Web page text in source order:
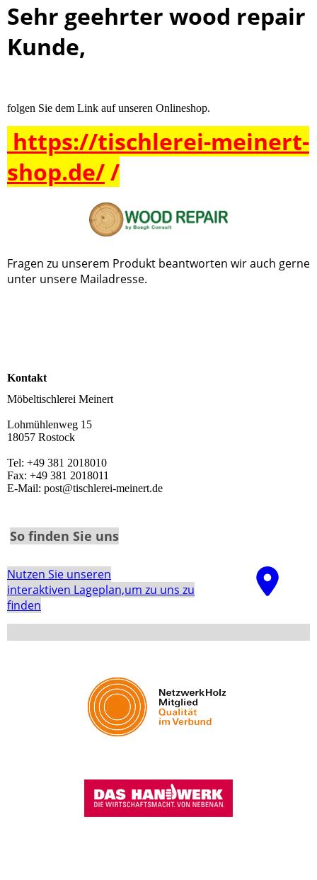
Sehr geehrter wood repair
Kunde,
folgen Sie dem Link auf unseren Onlineshop.
https://tischlerei-meinert-
shop.de//
Fragen zu unserem Produkt beantworten wir auch gerne
unter unsere Mailadresse.
Kontakt
Möbeltischlerei Meinert
Lohmühlenweg 15
18057 Rostock
Tel: +49 381 2018010
Fax: +49 381 2018011
E-Mail: post@tischlerei-meinert.de
So finden Sie uns
Nutzen Sie unseren
interaktiven La­ge­plan,um zu uns zu
finden